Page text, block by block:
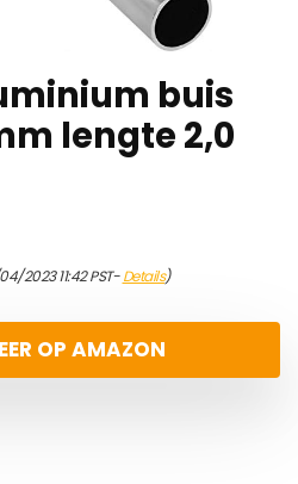
buis
lengte 2,0
2023 11:42 PST-Details)
OP AMAZON